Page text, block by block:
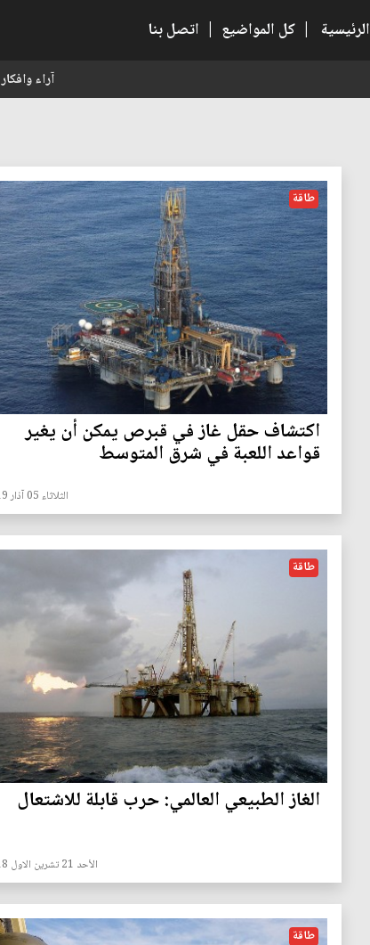
الرئيسية | كل المواضيع | اتصل بنا
آراء وافكار
طاقة
اكتشاف حقل غاز في قبرص يمكن أن يغير
قواعد اللعبة في شرق المتوسط
الثلاثاء 05 آذار 2019
طاقة
الغاز الطبيعي العالمي: حرب قابلة للاشتعال
الأحد 21 تشرين الاول 2018
طاقة